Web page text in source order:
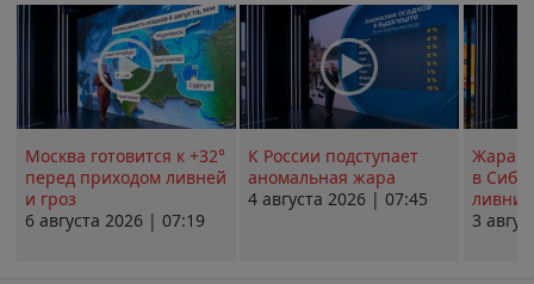
Москва готовится к +32°
перед приходом ливней
и гроз
6 августа 2026 | 07:19
К России подступает
аномальная жара
4 августа 2026 | 07:45
Жара в
в
ливни
3